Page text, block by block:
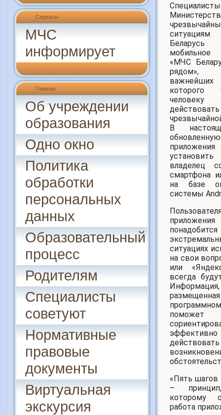
Сервисы
МЧС
информирует
Главная
Об учреждении
образования
Одно окно
Политика
обработки
персональных
данных
Образовательный
процесс
Родителям
Специалисты
советуют
Нормативные
правовые
документы
Виртуальная
экскурсия
Специалисты
ситуациям
Беларусь
мобильное
«МЧС
рядом»,
человеку
В
владелец
смартфона
на базе
системы
ситуациях
на свои
или
всегда
Информация,
поможет
эффективно
«Пять шагов
–
которому
работа